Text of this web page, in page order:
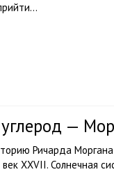
—
Ричарда
XXVII. Солнечная